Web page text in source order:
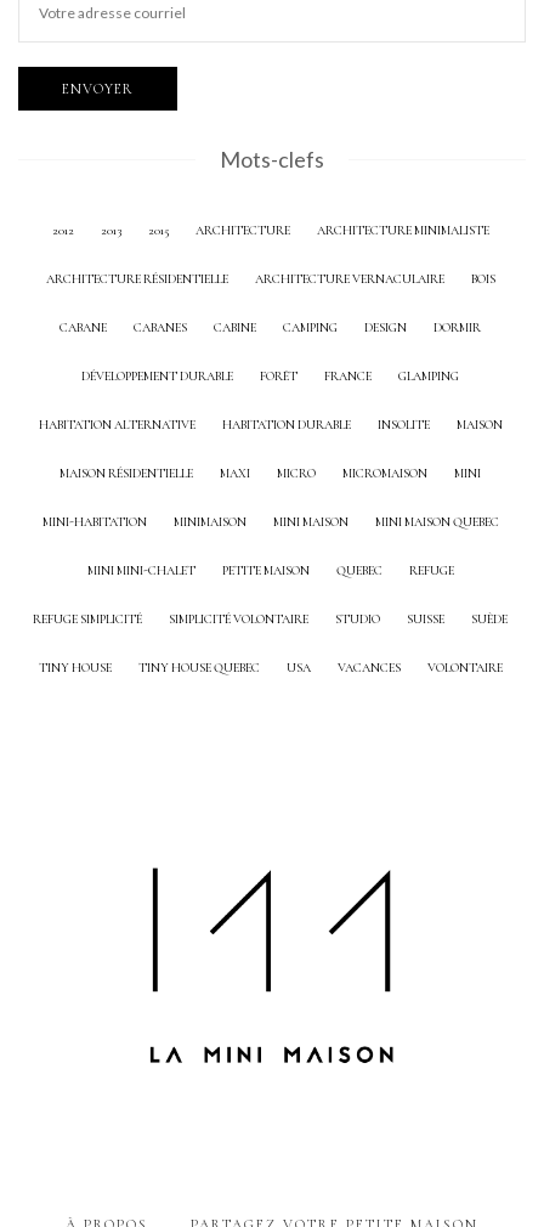
Mots-clefs
2012 2013 2015 ARCHITECTURE ARCHITECTURE MINIMALISTE
ARCHITECTURE RÉSIDENTIELLE ARCHITECTURE VERNACULAIRE BOIS
CABANE CABANES CABINE CAMPING DESIGN DORMIR
DÉVELOPPEMENT DURABLE FORÊT FRANCE GLAMPING
HABITATION ALTERNATIVE HABITATION DURABLE INSOLITE MAISON
MAISON RÉSIDENTIELLE MAXI MICRO MICROMAISON MINI
MINI-HABITATION MINIMAISON MINI MAISON MINI MAISON QUEBEC
MINI MINI-CHALET PETITE MAISON QUEBEC REFUGE
REFUGE SIMPLICITÉ SIMPLICITÉ VOLONTAIRE STUDIO SUISSE SUÈDE
TINY HOUSE TINY HOUSE QUEBEC USA VACANCES VOLONTAIRE